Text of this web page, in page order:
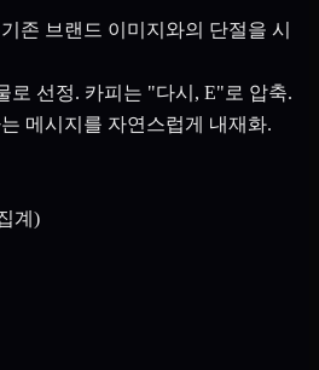
존 브랜드 이미지와의 단절을 시
로 선정. 카피는 "다시, E"로 압축.
메시지를 자연스럽게 내재화.
계)